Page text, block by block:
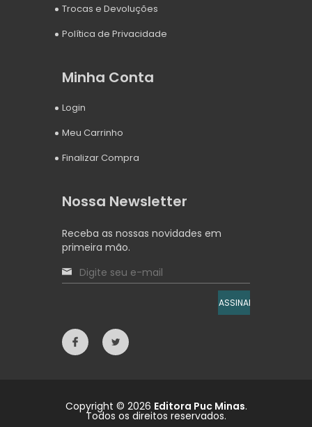
Trocas e Devoluções
Política de Privacidade
Minha Conta
Login
Meu Carrinho
Finalizar Compra
Nossa Newsletter
Receba as nossas novidades em
primeira mão.
ASSINAR
Copyright © 2026 Editora Puc Minas.
Todos os direitos reservados.